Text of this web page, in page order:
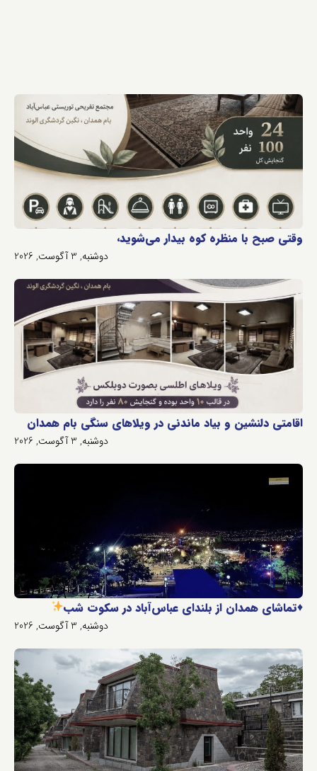
وقتی صبح با منظره کوه بیدار می‌شوید،
دوشنبه, 3 آگوست, 2026
اقامتی دلنشین و بیاد ماندنی در ویلاهای سنگی بام همدان
دوشنبه, 3 آگوست, 2026
♦️تماشای همدان از بلندای عباس‌آباد در سکوت شب
دوشنبه, 3 آگوست, 2026